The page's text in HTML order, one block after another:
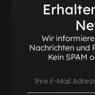
Wir
Nachrichten und
Kein SPAM